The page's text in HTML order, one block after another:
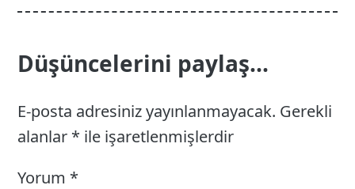
Düşüncelerini paylaş...
E-posta adresiniz yayınlanmayacak. Gerekli
alanlar * ile işaretlenmişlerdir
Yorum *